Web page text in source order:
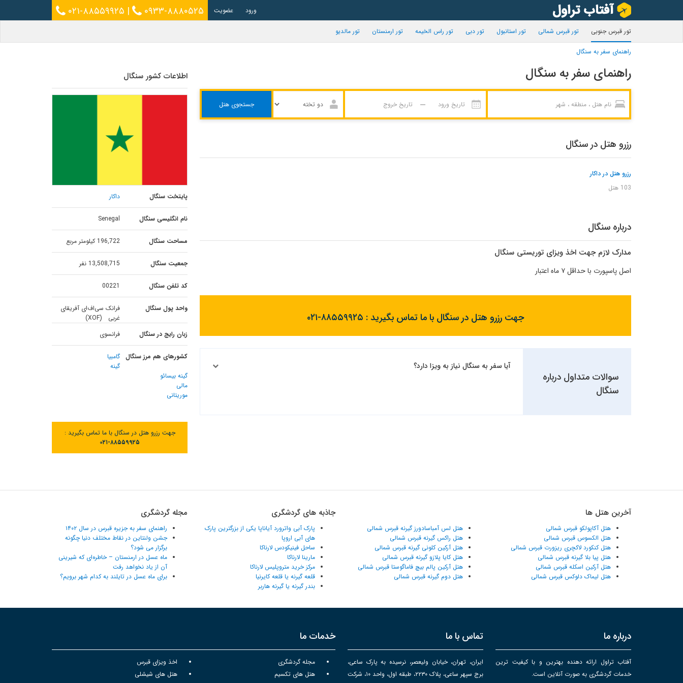
۰۲۱-۸۸۵۵۹۹۲۵ | ۰۹۳۳-۸۸۸۰۵۲۵ ورود عضویت
تور قبرس جنوبی تور قبرس شمالی تور استانبول تور دبی تور راس الخیمه تور ارمنستان تور مالدیو
راهنمای سفر به سنگال
راهنمای سفر به سنگال
جستجوی هتل
رزرو هتل در سنگال
رزرو هتل در داکار
103 هتل
درباره سنگال
مدارک لازم جهت اخذ ویزای توریستی سنگال
اصل پاسپورت با حداقل ۷ ماه اعتبار
جهت رزرو هتل در سنگال با ما تماس بگیرید : ۰۲۱-۸۸۵۵۹۹۲۵
سوالات متداول درباره
سنگال
آیا سفر به سنگال نیاز به ویزا دارد؟
اطلاعات کشور سنگال
پایتخت سنگال داکار
نام انگلیسی سنگال Senegal
مساحت سنگال 196,722 کیلومتر مربع
جمعیت سنگال 13,508,715 نفر
کد تلفن سنگال 00221
واحد پول سنگال
فرانک سی‌اف‌ای آفریقای
غربی (XOF)
زبان رایج در سنگال
فرانسوی
کشورهای هم مرز سنگال
گامبیا
گینه
گینه بیسائو
مالی
موریتانی
جهت رزرو هتل در سنگال با ما تماس بگیرید :
۰۲۱-۸۸۵۵۹۹۲۵
آخرین هتل ها
هتل آکاپولکو قبرس شمالی
هتل الکسوس قبرس شمالی
هتل کنکورد لاکچری ریزورت قبرس شمالی
هتل پیا بلا گیرنه قبرس شمالی
هتل آرکین اسکله قبرس شمالی
هتل لیماک دلوکس قبرس شمالی
هتل لس آمباسادورز گیرنه قبرس شمالی
هتل راکس گیرنه قبرس شمالی
هتل آرکین کلونی گیرنه قبرس شمالی
هتل کایا پلازو گیرنه قبرس شمالی
هتل آرکین پالم بیچ فاماگوستا قبرس شمالی
هتل دوم گیرنه قبرس شمالی
جاذبه های گردشگری
پارک آبی واترورد آیاناپا یکی از بزرگترین پارک
های آبی اروپا
ساحل فینیکودس لارناکا
مارینا لارناکا
مرکز خرید متروپلیس لارناکا
قلعه گیرنه یا قلعه کایرنیا
بندر گیرنه یا گیرنه هاربر
مجله گردشگری
راهنمای سفر به جزیره قبرس در سال ۱۴۰۲
جشن ولنتاین در نقاط مختلف دنیا چگونه
برگزار می شود؟
ماه عسل در ارمنستان – خاطره‌ای که شیرینی
آن از یاد نخواهد رفت
برای ماه عسل در تایلند به کدام شهر برویم؟
درباره ما
آفتاب تراول ارائه دهنده بهترین و با کیفیت ترین
خدمات گردشگری به صورت آنلاین است.
تماس با ما
ایران، تهران، خیابان ولیعصر، نرسیده به پارک ساعی،
برج سپهر ساعی، پلاک ۲۲۳۰، طبقه اول، واحد ۱۰، شرکت
خدمات ما
مجله گردشگری
اخذ ویزای قبرس
هتل های تکسیم
هتل های شیشلی